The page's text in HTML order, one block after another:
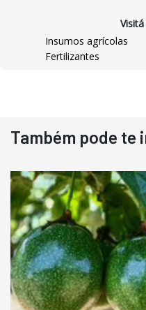
Insumos agrícolas
Fertilizantes
Também pode te